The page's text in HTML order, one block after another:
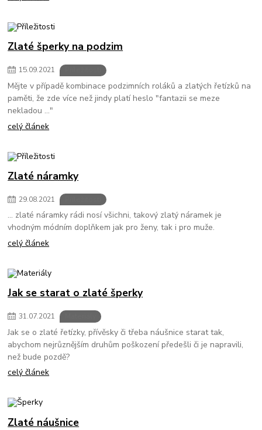
Zlaté šperky na podzim
15.09.2021
Mějte v případě kombinace podzimních roláků a zlatých řetízků na
paměti, že zde více než jindy platí heslo "fantazii se meze
nekladou ..."
celý článek
Zlaté náramky
29.08.2021
... zlaté náramky rádi nosí všichni, takový zlatý náramek je
vhodným módním doplňkem jak pro ženy, tak i pro muže.
celý článek
Jak se starat o zlaté šperky
31.07.2021
Jak se o zlaté řetízky, přívěsky či třeba náušnice starat tak,
abychom nejrůznějším druhům poškození předešli či je napravili,
než bude pozdě?
celý článek
Zlaté náušnice